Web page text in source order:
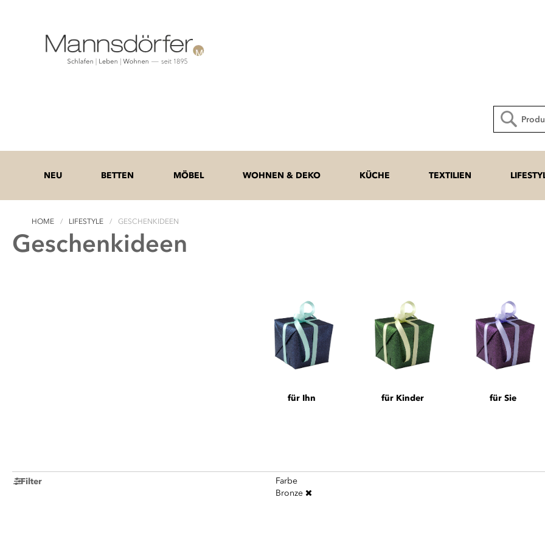
NEU BETTEN MÖBEL WOHNEN & DEKO KÜCHE TEXTILIEN
HOME LIFESTYLE GESCHENKIDEEN
Geschenkideen
für Ihn für Kinder für Sie
Filter
Farbe
Bronze